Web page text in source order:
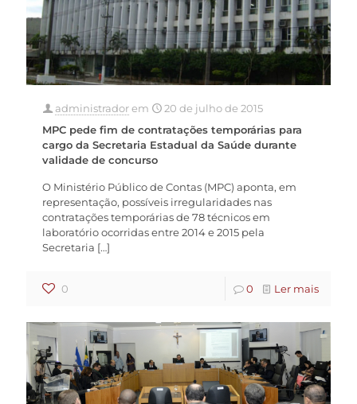
administradorem
20 de julho de 2015
MPC pede fim de contratações temporárias para
cargo da Secretaria Estadual da Saúde durante
validade de concurso
O Ministério Público de Contas (MPC) aponta, em
representação, possíveis irregularidades nas
contratações temporárias de 78 técnicos em
laboratório ocorridas entre 2014 e 2015 pela
Secretaria […]
0 0 Ler mais